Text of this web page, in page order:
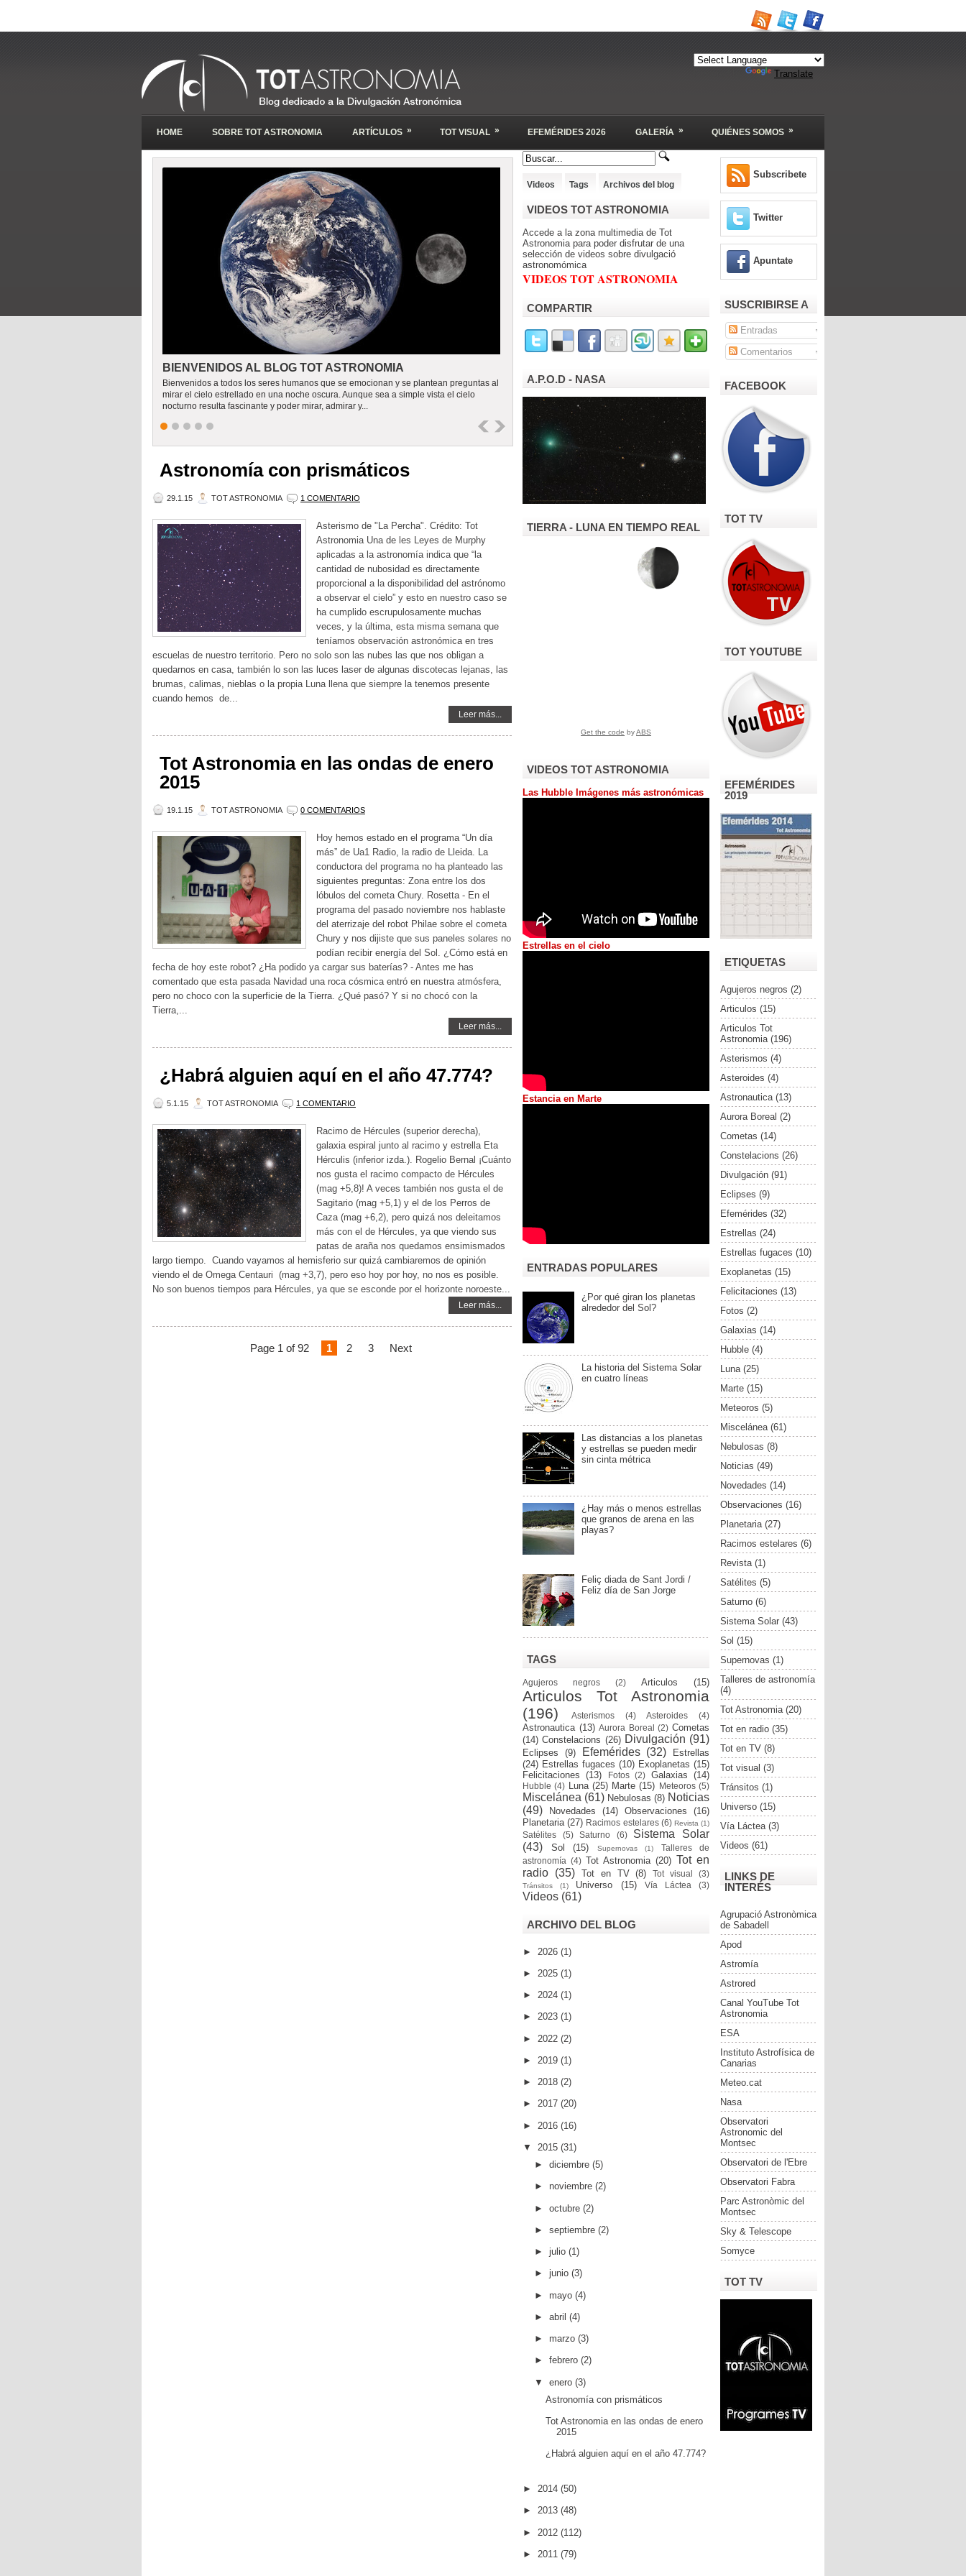
Translate
HOME SOBRE TOT ASTRONOMIA ARTÍCULOS » TOT VISUAL » EFEMÉRIDES 2026 GALERÍA » QUIÉNES SOMOS »
BIENVENIDOS AL BLOG TOT ASTRONOMIA
Bienvenidos a todos los seres humanos que se emocionan y se plantean preguntas al
mirar el cielo estrellado en una noche oscura. Aunque sea a simple vista el cielo
nocturno resulta fascinante y poder mirar, admirar y...
Astronomía con prismáticos
29.1.15 TOT ASTRONOMIA 1 COMENTARIO
Asterismo de "La Percha". Crédito: Tot
Astronomia Una de les Leyes de Murphy
aplicadas a la astronomía indica que “la
cantidad de nubosidad es directamente
proporcional a la disponibilidad del astrónomo
a observar el cielo” y esto en nuestro caso se
ha cumplido escrupulosamente muchas
veces, y la última, esta misma semana que
teníamos observación astronómica en tres
escuelas de nuestro territorio. Pero no solo son las nubes las que nos obligan a
quedarnos en casa, también lo son las luces laser de algunas discotecas lejanas, las
brumas, calimas, nieblas o la propia Luna llena que siempre la tenemos presente
cuando hemos de...
Leer más...
Tot Astronomia en las ondas de enero
2015
19.1.15 TOT ASTRONOMIA 0 COMENTARIOS
Hoy hemos estado en el programa “Un día
más” de Ua1 Radio, la radio de Lleida. La
conductora del programa no ha planteado las
siguientes preguntas: Zona entre los dos
lóbulos del cometa Chury. Rosetta - En el
programa del pasado noviembre nos hablaste
del aterrizaje del robot Philae sobre el cometa
Chury y nos dijiste que sus paneles solares no
podían recibir energía del Sol. ¿Cómo está en
fecha de hoy este robot? ¿Ha podido ya cargar sus baterías? - Antes me has
comentado que esta pasada Navidad una roca cósmica entró en nuestra atmósfera,
pero no choco con la superficie de la Tierra. ¿Qué pasó? Y si no chocó con la
Tierra,...
Leer más...
¿Habrá alguien aquí en el año 47.774?
5.1.15 TOT ASTRONOMIA 1 COMENTARIO
Racimo de Hércules (superior derecha),
galaxia espiral junto al racimo y estrella Eta
Hérculis (inferior izda.). Rogelio Bernal ¡Cuánto
nos gusta el racimo compacto de Hércules
(mag +5,8)! A veces también nos gusta el de
Sagitario (mag +5,1) y el de los Perros de
Caza (mag +6,2), pero quizá nos deleitamos
más con el de Hércules, ya que viendo sus
patas de araña nos quedamos ensimismados
largo tiempo. Cuando vayamos al hemisferio sur quizá cambiaremos de opinión
viendo el de Omega Centauri (mag +3,7), pero eso hoy por hoy, no nos es posible.
No son buenos tiempos para Hércules, ya que se esconde por el horizonte noroeste...
Leer más...
Page 1 of 92 1 2 3 Next
Videos Tags Archivos del blog
VIDEOS TOT ASTRONOMIA
Accede a la zona multimedia de Tot
Astronomia para poder disfrutar de una
selección de videos sobre divulgació
astronomómica
VIDEOS TOT ASTRONOMIA
COMPARTIR
A.P.O.D - NASA
TIERRA - LUNA EN TIEMPO REAL
VIDEOS TOT ASTRONOMIA
Las Hubble Imágenes más astronómicas
Estrellas en el cielo
Estancia en Marte
ENTRADAS POPULARES
¿Por qué giran los planetas
alrededor del Sol?
La historia del Sistema Solar
en cuatro líneas
Las distancias a los planetas
y estrellas se pueden medir
sin cinta métrica
¿Hay más o menos estrellas
que granos de arena en las
playas?
Feliç diada de Sant Jordi /
Feliz día de San Jorge
TAGS
Agujeros negros (2) Articulos (15)
Articulos Tot Astronomia
(196)
Asterismos (4) Asteroides (4)
Astronautica (13) Aurora Boreal (2) Cometas
(14) Constelacions (26) Divulgación (91)
Eclipses (9) Efemérides (32)
Estrellas
(24) Estrellas fugaces (10) Exoplanetas (15)
Felicitaciones
(13) Fotos (2) Galaxias (14)
Hubble (4) Luna (25) Marte (15) Meteoros (5)
Miscelánea (61) Nebulosas (8) Noticias
(49)
Novedades (14) Observaciones
(16)
Planetaria (27) Racimos estelares (6) Revista (1)
Satélites (5) Saturno (6)
Sistema Solar
(43)
Sol (15) Supernovas (1)
Talleres de
astronomía (4) Tot Astronomia (20) Tot en
radio (35) Tot en TV (8) Tot visual (3)
Tránsitos (1) Universo (15) Vía Láctea (3)
Videos (61)
ARCHIVO DEL BLOG
► 2026 (1)
► 2025 (1)
► 2024 (1)
► 2023 (1)
► 2022 (2)
► 2019 (1)
► 2018 (2)
► 2017 (20)
► 2016 (16)
▼ 2015 (31)
► diciembre (5)
► noviembre (2)
► octubre (2)
► septiembre (2)
► julio (1)
► junio (3)
► mayo (4)
► abril (4)
► marzo (3)
► febrero (2)
▼ enero (3)
Astronomía con prismáticos
Tot Astronomia en las ondas de enero
2015
¿Habrá alguien aquí en el año 47.774?
► 2014 (50)
► 2013 (48)
► 2012 (112)
► 2011 (79)
Subscribete
Twitter
Apuntate
SUSCRIBIRSE A
Entradas
Comentarios
FACEBOOK
TOT TV
TOT YOUTUBE
EFEMÉRIDES
2019
ETIQUETAS
Agujeros negros (2)
Articulos (15)
Articulos Tot
Astronomia (196)
Asterismos (4)
Asteroides (4)
Astronautica (13)
Aurora Boreal (2)
Cometas (14)
Constelacions (26)
Divulgación (91)
Eclipses (9)
Efemérides (32)
Estrellas (24)
Estrellas fugaces (10)
Exoplanetas (15)
Felicitaciones (13)
Fotos (2)
Galaxias (14)
Hubble (4)
Luna (25)
Marte (15)
Meteoros (5)
Miscelánea (61)
Nebulosas (8)
Noticias (49)
Novedades (14)
Observaciones (16)
Planetaria (27)
Racimos estelares (6)
Revista (1)
Satélites (5)
Saturno (6)
Sistema Solar (43)
Sol (15)
Supernovas (1)
Talleres de astronomía
(4)
Tot Astronomia (20)
Tot en radio (35)
Tot en TV (8)
Tot visual (3)
Tránsitos (1)
Universo (15)
Vía Láctea (3)
Videos (61)
LINKS DE
INTERÉS
Agrupació Astronòmica
de Sabadell
Apod
Astromía
Astrored
Canal YouTube Tot
Astronomia
ESA
Instituto Astrofísica de
Canarias
Meteo.cat
Nasa
Observatori
Astronomic del
Montsec
Observatori de l'Ebre
Observatori Fabra
Parc Astronòmic del
Montsec
Sky & Telescope
Somyce
TOT TV